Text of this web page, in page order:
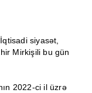
siyasət,
Mirkişili bu gün
2022-ci il üzrə